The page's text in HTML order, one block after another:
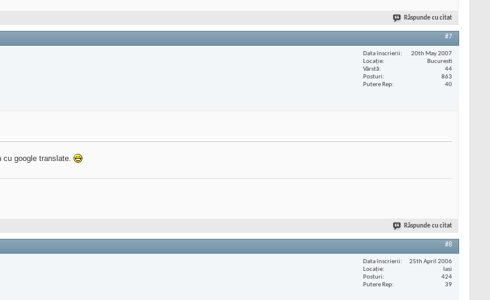
Răspunde cu citat
#7
Data înscrierii
20th May 2007
Locaţie
Bucuresti
Vârstă
44
Posturi
863
Putere Rep
40
cu google translate.
Răspunde cu citat
#8
Data înscrierii
25th April 2006
Locaţie
Iasi
Posturi
424
Putere Rep
39